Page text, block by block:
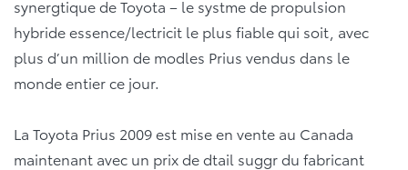
synergtique de Toyota – le systme de propulsion
hybride essence/lectricit le plus fiable qui soit, avec
plus d’un million de modles Prius vendus dans le
monde entier ce jour.
La Toyota Prius 2009 est mise en vente au Canada
maintenant avec un prix de dtail suggr du fabricant